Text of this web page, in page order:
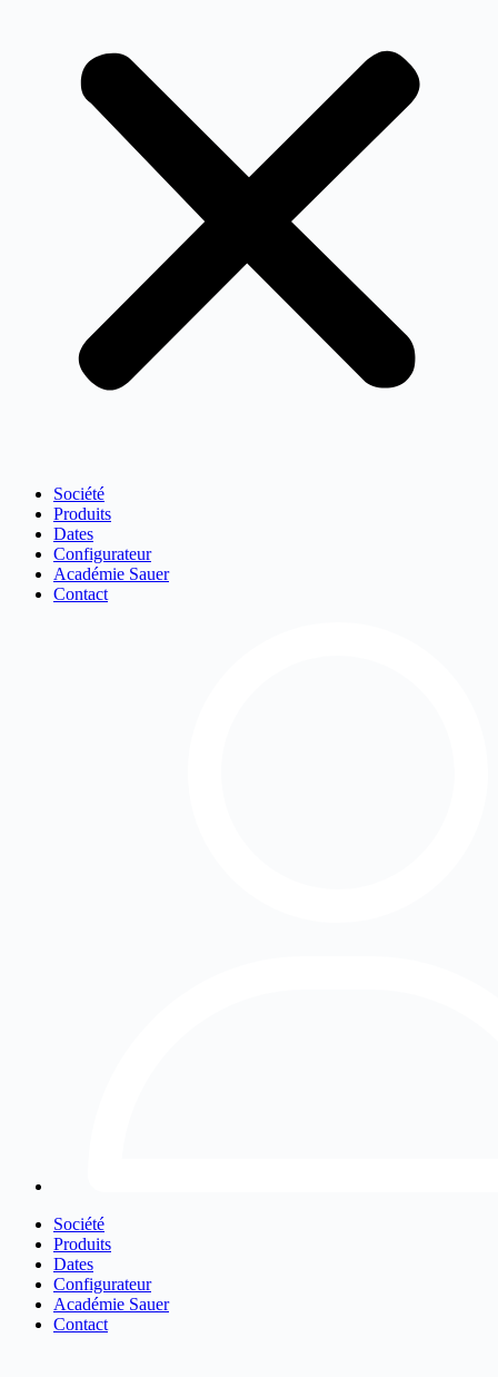
Société
Produits
Dates
Configurateur
Académie Sauer
Contact
Société
Produits
Dates
Configurateur
Académie Sauer
Contact